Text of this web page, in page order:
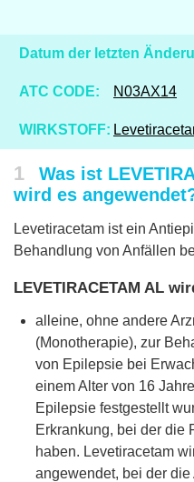
Datum der letzten
ATC CODE: N03AX14
WIRKSTOFF:
1
Was ist
wird es
Levetiracetam ist ein
Behandlung von Anfällen
LEVETIRACETAM AL
alleine, ohne andere
(Monotherapie), zur
von Epilepsie bei
einem Alter von 16
Epilepsie festgestellt
Erkrankung, bei der die
haben. Levetiracetam
angewendet, bei der